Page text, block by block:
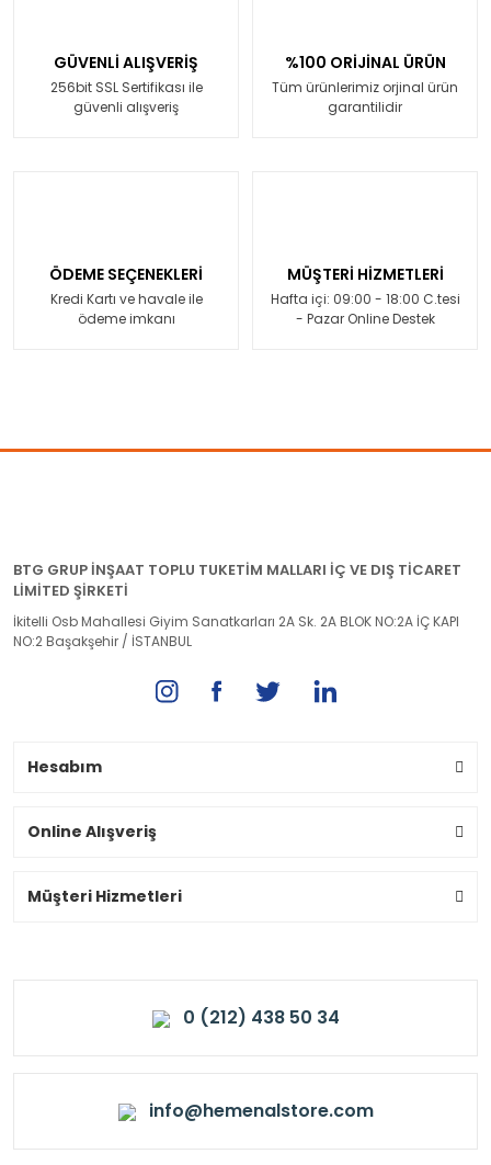
GÜVENLİ ALIŞVERİŞ
256bit SSL Sertifikası ile
güvenli alışveriş
%100 ORİJİNAL ÜRÜN
Tüm ürünlerimiz orjinal ürün
garantilidir
ÖDEME SEÇENEKLERİ
Kredi Kartı ve havale ile
ödeme imkanı
MÜŞTERİ HİZMETLERİ
Hafta içi: 09:00 - 18:00 C.tesi
- Pazar Online Destek
BTG GRUP İNŞAAT TOPLU TUKETİM MALLARI İÇ VE DIŞ TİCARET
LİMİTED ŞİRKETİ
İkitelli Osb Mahallesi Giyim Sanatkarları 2A Sk. 2A BLOK NO:2A İÇ KAPI
NO:2 Başakşehir / İSTANBUL
Hesabım
Online Alışveriş
Müşteri Hizmetleri
0 (212) 438 50 34
info@hemenalstore.com